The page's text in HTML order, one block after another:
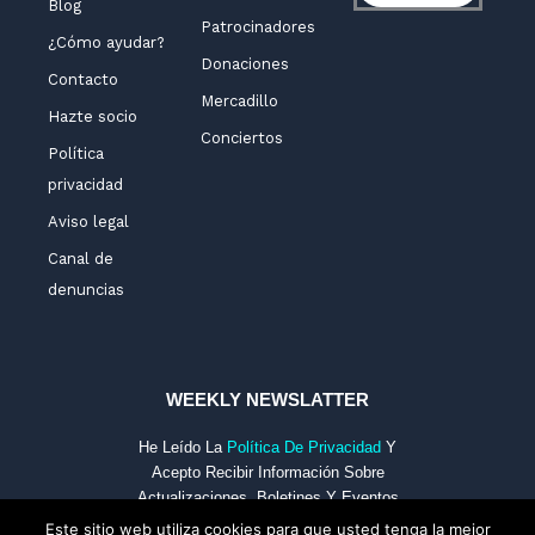
Blog
¿Cómo ayudar?
Contacto
Hazte socio
Política
privacidad
Aviso legal
Canal de
denuncias
Patrocinadores
Donaciones
Mercadillo
Conciertos
WEEKLY NEWSLATTER
He Leído La Política De Privacidad Y
Acepto Recibir Información Sobre
Actualizaciones, Boletines Y Eventos
De FECS Por Medios Electrónicos.
Este sitio web utiliza cookies para que usted tenga la mejor